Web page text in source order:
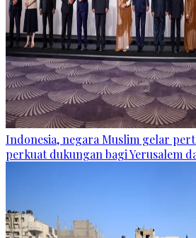
Indonesia, negara Muslim gelar
perkuat dukungan bagi Yerusalem